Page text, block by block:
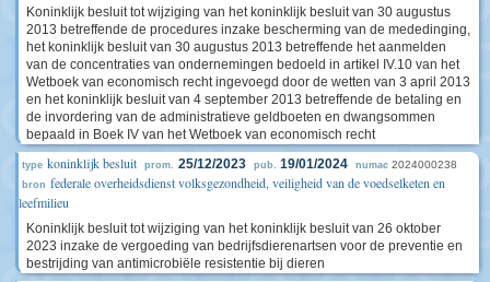
Koninklijk besluit tot wijziging van het koninklijk besluit van 30 augustus
2013 betreffende de procedures inzake bescherming van de mededinging,
het koninklijk besluit van 30 augustus 2013 betreffende het aanmelden
van de concentraties van ondernemingen bedoeld in artikel IV.10 van het
Wetboek van economisch recht ingevoegd door de wetten van 3 april 2013
en het koninklijk besluit van 4 september 2013 betreffende de betaling en
de invordering van de administratieve geldboeten en dwangsommen
bepaald in Boek IV van het Wetboek van economisch recht
type koninklijk besluit prom. 25/12/2023 pub. 19/01/2024 numac 2024000238
bron federale overheidsdienst volksgezondheid, veiligheid van de voedselketen en
leefmilieu
Koninklijk besluit tot wijziging van het koninklijk besluit van 26 oktober
2023 inzake de vergoeding van bedrijfsdierenartsen voor de preventie en
bestrijding van antimicrobiële resistentie bij dieren